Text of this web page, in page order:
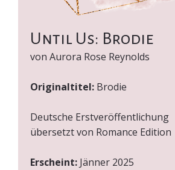
Until Us: Brodie
von Aurora Rose Reynolds
Originaltitel: Brodie
Deutsche Erstveröffentlichung
übersetzt von Romance Edition
Erscheint: Jänner 2025